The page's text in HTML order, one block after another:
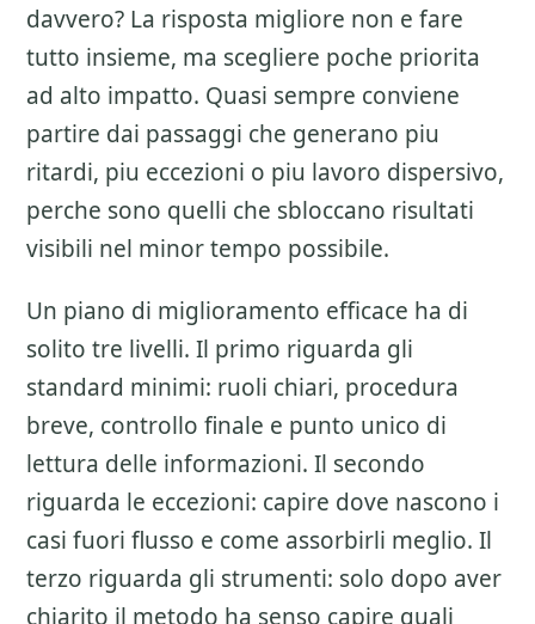
davvero? La risposta migliore non e fare
tutto insieme, ma scegliere poche priorita
ad alto impatto. Quasi sempre conviene
partire dai passaggi che generano piu
ritardi, piu eccezioni o piu lavoro dispersivo,
perche sono quelli che sbloccano risultati
visibili nel minor tempo possibile.
Un piano di miglioramento efficace ha di
solito tre livelli. Il primo riguarda gli
standard minimi: ruoli chiari, procedura
breve, controllo finale e punto unico di
lettura delle informazioni. Il secondo
riguarda le eccezioni: capire dove nascono i
casi fuori flusso e come assorbirli meglio. Il
terzo riguarda gli strumenti: solo dopo aver
chiarito il metodo ha senso capire quali